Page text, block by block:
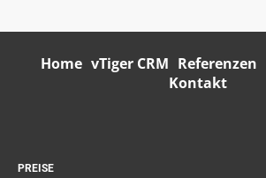
Home vTiger CRM Referenzen
Kontakt
PREISE